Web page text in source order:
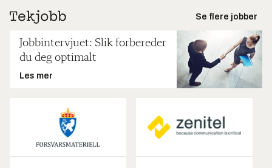
Se flere jobber
Jobbintervjuet: Slik forbereder
du deg optimalt
Les mer